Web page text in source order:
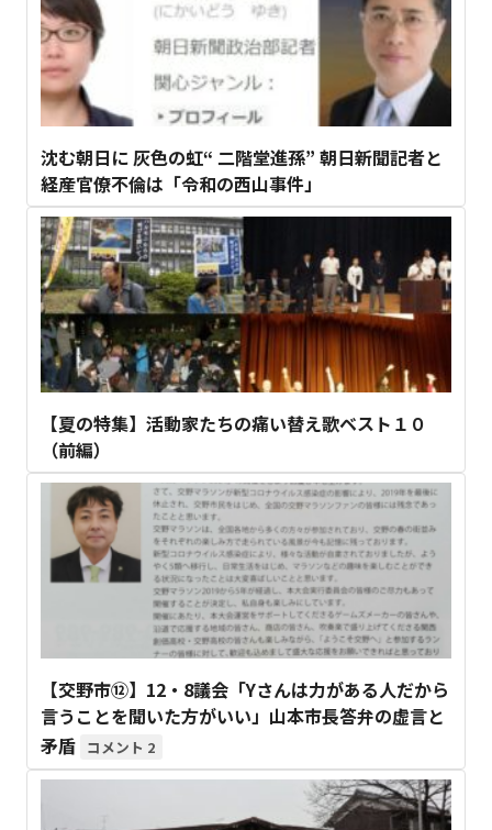
沈む朝日に 灰色の虹“ 二階堂進孫” 朝日新聞記者と
経産官僚不倫は「令和の西山事件」
【夏の特集】活動家たちの痛い替え歌ベスト１０
（前編）
【交野市⑫】12・8議会「Yさんは力がある人だから
言うことを聞いた方がいい」山本市長答弁の虚言と
矛盾
2